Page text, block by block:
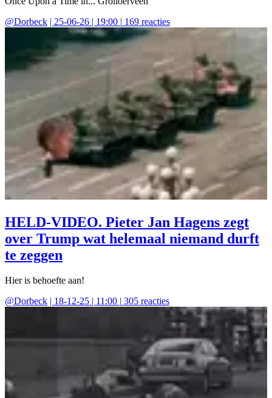
@Dorbeck | 25-06-26 | 19:00 | 169 reacties
HELD-VIDEO. Pieter Jan Hagens zegt
over Trump wat helemaal niemand durft
te zeggen
Hier is behoefte aan!
@Dorbeck | 18-12-25 | 11:00 | 305 reacties